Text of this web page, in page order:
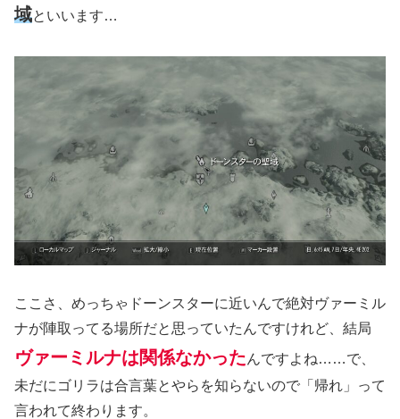
域といいます…
ここさ、めっちゃドーンスターに近いんで絶対ヴァーミル
ナが陣取ってる場所だと思っていたんですけれど、結局
ヴァーミルナは関係なかったんですよね……で、
未だにゴリラは合言葉とやらを知らないので「帰れ」って
言われて終わります。